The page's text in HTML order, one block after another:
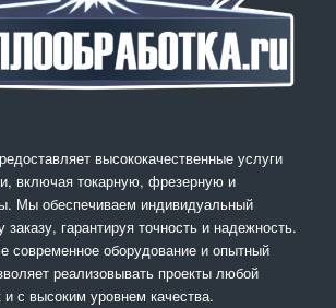
высококачественные услуги
включая токарную, фрезерную и
Мы обеспечиваем индивидуальный
гарантируя точность и надежность.
современное оборудование и опытный
реализовывать проекты любой
с высоким уровнем качества.